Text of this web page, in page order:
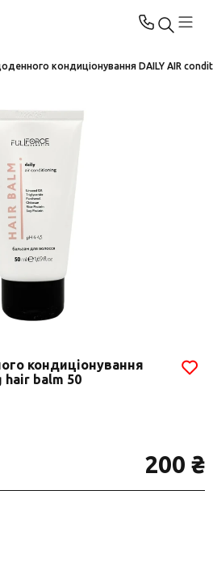
кондиціонування DAILY AIR
кондиціонування
hair balm 50
200 ₴